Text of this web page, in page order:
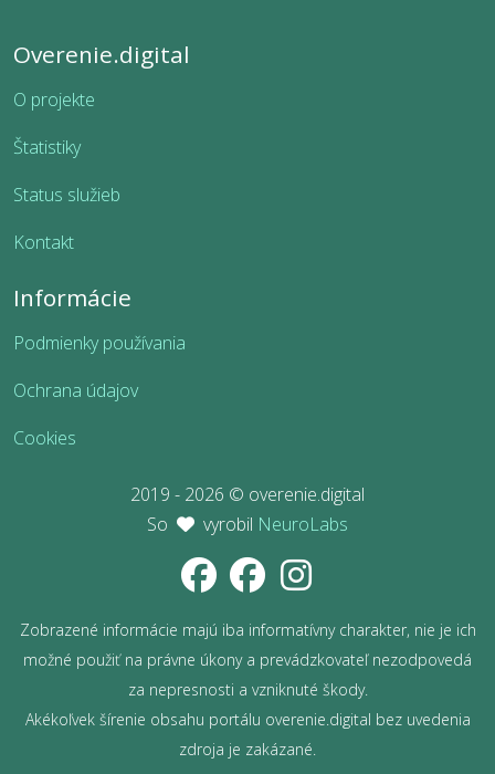
Overenie.digital
O projekte
Štatistiky
Status služieb
Kontakt
Informácie
Podmienky používania
Ochrana údajov
Cookies
2019 - 2026 © overenie.digital
So
vyrobil NeuroLabs
Zobrazené informácie majú iba informatívny charakter, nie je ich
možné použiť na právne úkony a prevádzkovateľ nezodpovedá
za nepresnosti a vzniknuté škody.
Akékoľvek šírenie obsahu portálu overenie.digital bez uvedenia
zdroja je zakázané.